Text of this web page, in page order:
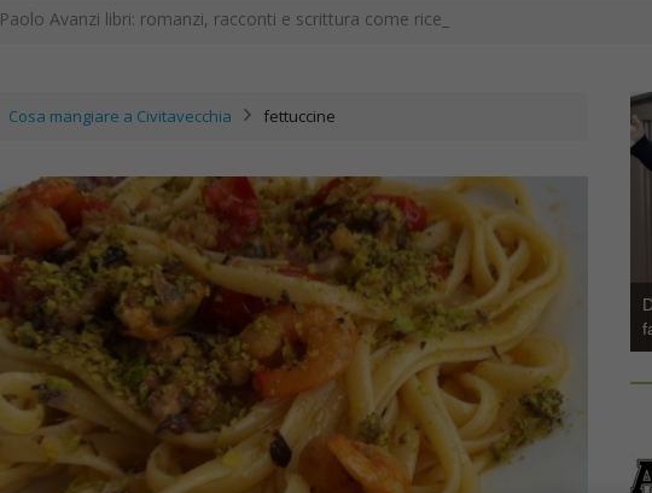
Paolo Avanzi libri: romanzi, racconti e scrittura come ricerca sull’identità
Cosa mangiare a Civitavecchia fettuccine